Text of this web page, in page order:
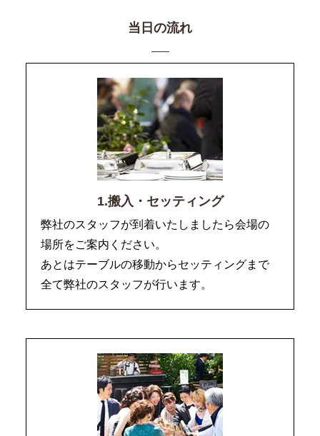
当日の流れ
1.搬入・セッティング
弊社のスタッフが到着いたしましたら会場の
場所をご案内ください。
あとはテーブルの移動からセッティングまで
全て弊社のスタッフが行います。